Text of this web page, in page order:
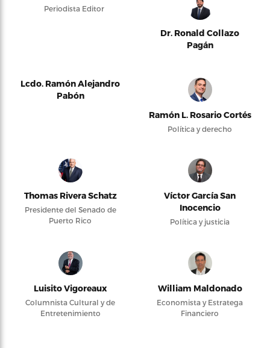
Periodista Editor
Dr. Ronald Collazo
Pagán
Lcdo. Ramón Alejandro
Pabón
Ramón L. Rosario Cortés
Política y derecho
Thomas Rivera Schatz
Presidente del Senado de
Puerto Rico
Víctor García San
Inocencio
Política y justicia
Luisito Vigoreaux
Columnista Cultural y de
Entretenimiento
William Maldonado
Economista y Estratega
Financiero